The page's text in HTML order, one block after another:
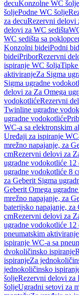
decuKonzolne WC šolje
šoljePodne WC šolje
za decuRezervni delovi
delovi za WC sedišta
WC sedišta sa
Konzolni bideiPodni
bideiPriborRezervni
ispiranje WC šolja
aktiviranjeZa Sigma
Sigma ugradne
delovi za Za Omega
vodokotlićeRezervni
Twinline ugradne
ugradne vodokotliće
WC-a sa elektronskim
Uređaji za ispiranje
mrežno napajanje, za
cmRezervni delovi za
ugradne vodokotliće 12
ugradne vodokotliće 8
za Geberit Sigma
Geberit Omega
mrežno napajanje, za
baterijsko napajanje,
cmRezervni delovi za
ugradne vodokotliće 12
pneumatskim
ispiranje WC-a sa
dvokoličinsko ispiranje
ispiranjeZa
jednokoličinsko
šoljeRezervni delovi za
šoljeUgradni setovi za